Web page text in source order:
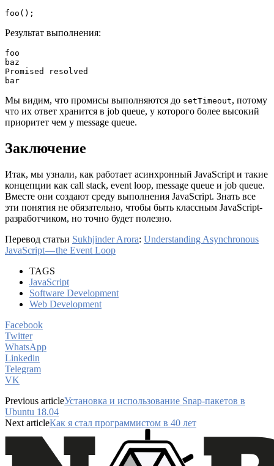
foo();
Результат выполнения:
foo
baz
Promised resolved
bar
Мы видим, что промисы выполняются до setTimeout, потому
что их ответ хранится в job queue, у которого более высокий
приоритет чем у message queue.
Заключение
Итак, мы узнали, как работает асинхронный JavaScript и такие
концепции как call stack, event loop, message queue и job queue.
Вместе они создают среду выполнения JavaScript. Знать все
эти понятия не обязательно, чтобы быть классным JavaScript-
разработчиком, но точно будет полезно.
Перевод статьи Sukhjinder Arora: Understanding Asynchronous
JavaScript — the Event Loop
TAGS
JavaScript
Software Development
Web Development
Facebook
Twitter
WhatsApp
Linkedin
Telegram
VK
Previous articleУстановка и использование Snap-пакетов в
Ubuntu 18.04
Next articleКак я стал программистом в 40 лет